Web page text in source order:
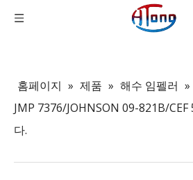
홈페이지 » 제품 » 해수 임펠러 »
JMP 7376/JOHNSON 09-821B/
다.